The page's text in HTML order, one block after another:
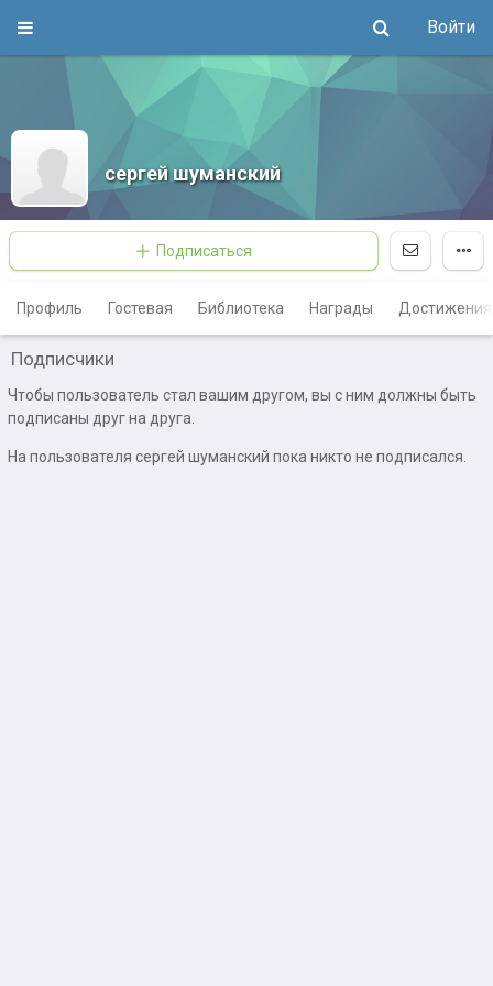
Войти
сергей шуманский
Подписаться
Профиль Гостевая Библиотека Награды Достижения
Подписчики
Чтобы пользователь стал вашим другом, вы с ним должны быть
подписаны друг на друга.
На пользователя сергей шуманский пока никто не подписался.